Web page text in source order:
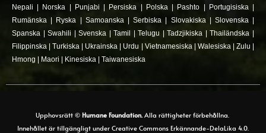
Nepali
Norska Punjabi Persiska Polska| Pashto Portugisiska|
Rumänska
Ryska Samoanska|Serbiska Slovakiska| Slovenska|
Spanska |Swahili |Svenska |Tamil |Telugu |Tadzjikiska |Thailändska
Filippinska |Turkiska Ukrainska Urdu Vietnamesiska| Walesiska| Zulu
Hmong
Maori Kinesiska Taiwanesiska
Upphovsrätt © Humane Foundation.Alla rättigheter förbehållna.
Innehållet är tillgängligt under Creative Commons Erkännande-DelaLika 4.0.